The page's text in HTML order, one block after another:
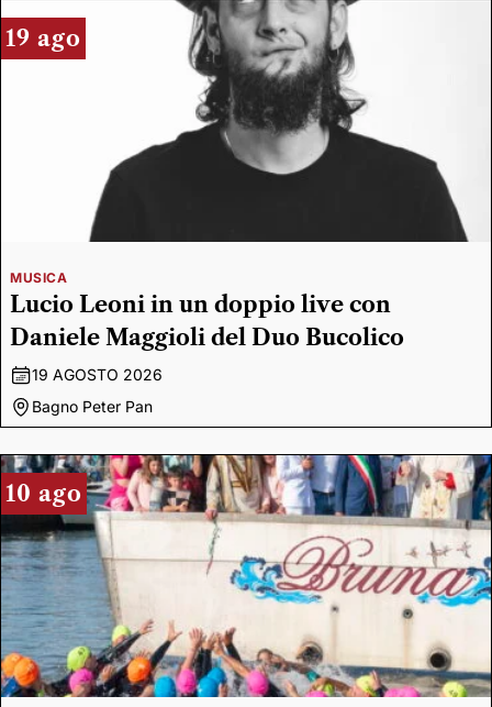
19 ago
MUSICA
Lucio Leoni in un doppio live con
Daniele Maggioli del Duo Bucolico
19 AGOSTO 2026
Bagno Peter Pan
10 ago